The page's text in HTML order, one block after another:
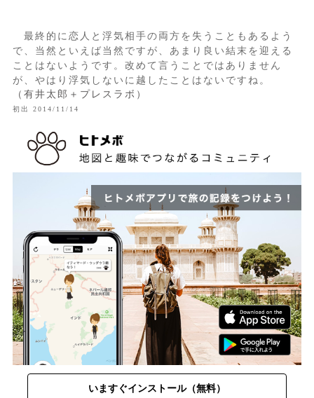
最終的に恋人と浮気相手の両方を失うこともあるよう
で、当然といえば当然ですが、あまり良い結末を迎える
ことはないようです。改めて言うことではありません
が、やはり浮気しないに越したことはないですね。
（有井太郎＋プレスラボ）
初出 2014/11/14
いますぐインストール（無料）